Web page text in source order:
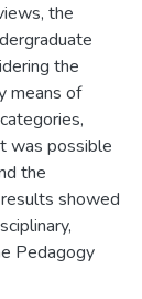
the
the
means of
was possible
the
showed
Pedagogy